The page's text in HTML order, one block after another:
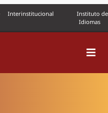
Interinstitucional
Instituto de
Idiomas